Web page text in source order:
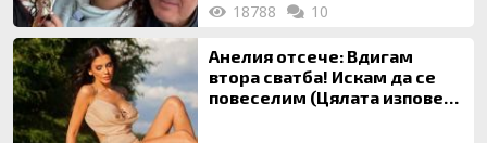
18788 10
Анелия отсече: Вдигам
втора сватба! Искам да се
повеселим (Цялата изповед